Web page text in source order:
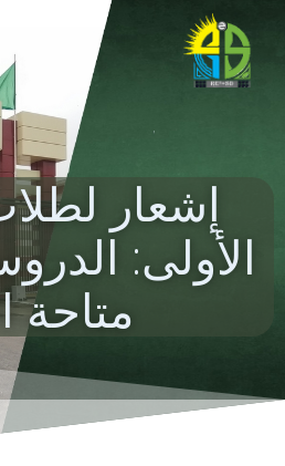
إشعار
الأولى:
متاحة